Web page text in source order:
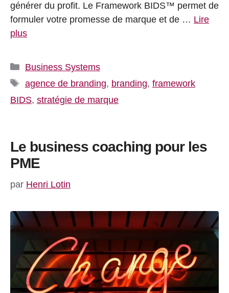
générer du profit. Le Framework BIDS™ permet de
formuler votre promesse de marque et de … Lire
plus
Catégories
Business Systems
Étiquettes
agence de branding, branding, framework
BIDS, stratégie de marque
Le business coaching pour les
PME
par Henri Lotin